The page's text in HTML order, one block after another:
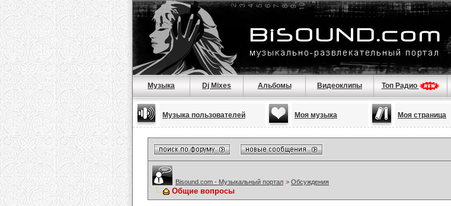
Музыка Dj Mixes Альбомы Видеоклипы Топ Радио
Музыка пользователей Моя музыка Моя страница
Bisound.com - Музыкальный портал > Обсуждения
Общие вопросы